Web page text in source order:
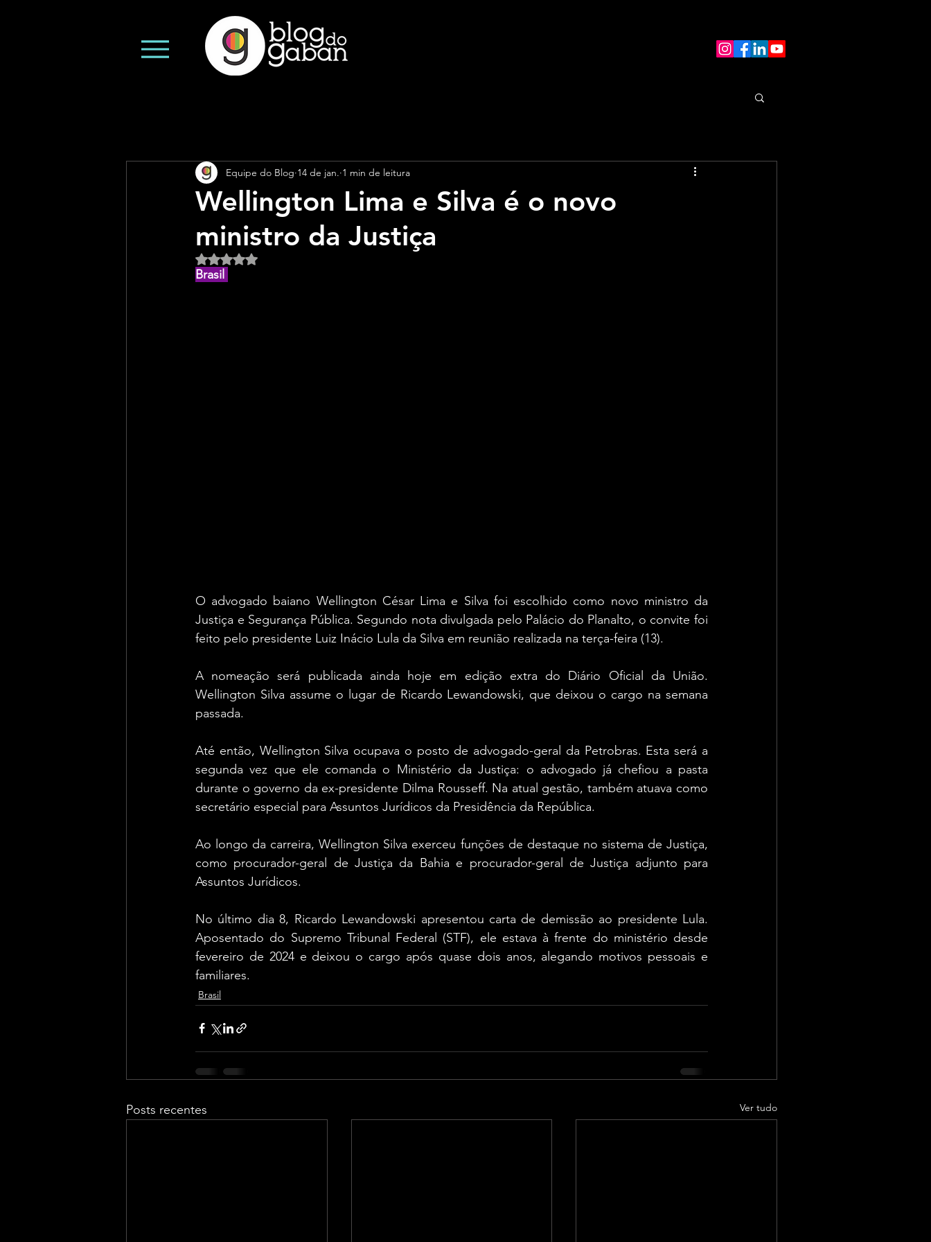
Wellington Lima e Silva é o novo
ministro da Justiça
Equipe do Blog 14 de jan. 1 min de leitura
Avaliado com NaN de 5 estrelas.
Brasil
O advogado baiano Wellington César Lima e Silva foi escolhido como novo ministro da
Justiça e Segurança Pública. Segundo nota divulgada pelo Palácio do Planalto, o convite foi
feito pelo presidente Luiz Inácio Lula da Silva em reunião realizada na terça-feira (13).
A nomeação será publicada ainda hoje em edição extra do Diário Oficial da União.
Wellington Silva assume o lugar de Ricardo Lewandowski, que deixou o cargo na semana
passada.
Até então, Wellington Silva ocupava o posto de advogado-geral da Petrobras. Esta será a
segunda vez que ele comanda o Ministério da Justiça: o advogado já chefiou a pasta
durante o governo da ex-presidente Dilma Rousseff. Na atual gestão, também atuava como
secretário especial para Assuntos Jurídicos da Presidência da República.
Ao longo da carreira, Wellington Silva exerceu funções de destaque no sistema de Justiça,
como procurador-geral de Justiça da Bahia e procurador-geral de Justiça adjunto para
Assuntos Jurídicos.
No último dia 8, Ricardo Lewandowski apresentou carta de demissão ao presidente Lula.
Aposentado do Supremo Tribunal Federal (STF), ele estava à frente do ministério desde
fevereiro de 2024 e deixou o cargo após quase dois anos, alegando motivos pessoais e
familiares.
Brasil
Posts recentes Ver tudo